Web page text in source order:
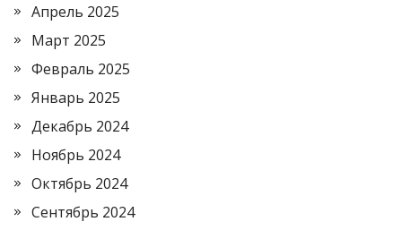
Апрель 2025
Март 2025
Февраль 2025
Январь 2025
Декабрь 2024
Ноябрь 2024
Октябрь 2024
Сентябрь 2024